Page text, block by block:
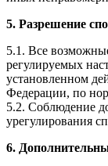
5. Разрешение
5.1. Все
регулируемых
установленном
Федерации, по
5.2. Соблюдение
урегулирования
6.